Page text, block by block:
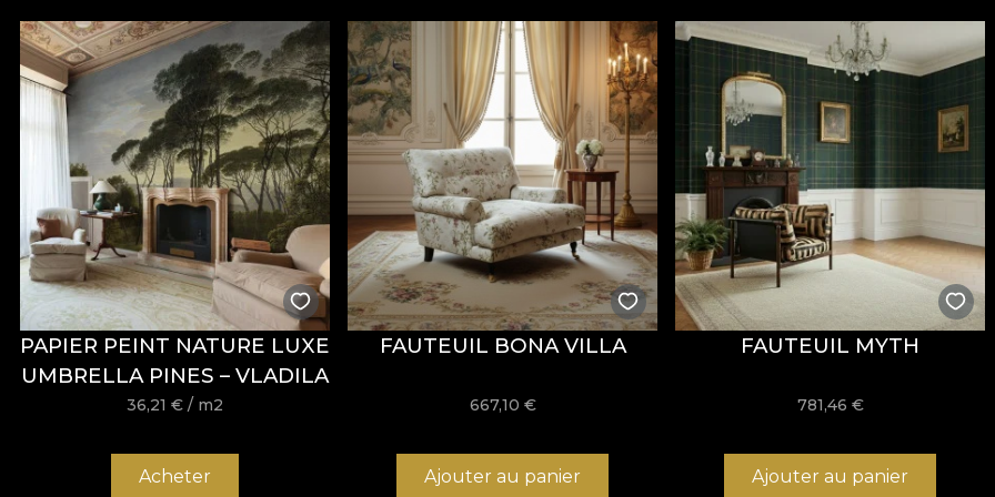
d’aménagement professionnels. Il est certifié
OEKO-TEX Standard 100etREACH
Avec une largeur de 142 ± 3 cm, VELVET offre une bonne résistance à l’usure, avec60.000 rubs
au test
comportement au boulochage, à la friction à sec et humide, ainsi que par sa conformité au test
Type :tissu tricoté
Composition :100% PES
Poids :300 g/m² ± 5%
Largeur :142 ± 3 cm
Propriétés :Water Repellent, Fire Retardant
Certifications :OEKO-TEX Standard 100, REACH
Résistance à l’abrasion :60.000 rubs
Entretien : lavage à 30°C, repassage à basse température, sans javellisant, sans essorage par torsion, sans
Tissu ORIGIN
PAPIER PEINT NATURE LUXE
UMBRELLA PINES – VLADILA
36,21€ / m2
Acheter
FAUTEUIL BONA VILLA
667,10 €
Ajouter au panier
FAUTEUIL MYTH
781,46 €
Ajouter au panier